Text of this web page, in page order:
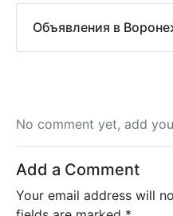
Объявления в
No comment yet, add
Add a Comment
Your email address will